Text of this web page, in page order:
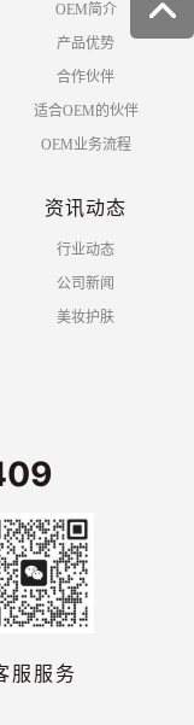
OEM简介
产品优势
合作伙伴
适合OEM的伙伴
OEM业务流程
资讯动态
行业动态
公司新闻
美妆护肤
服服务